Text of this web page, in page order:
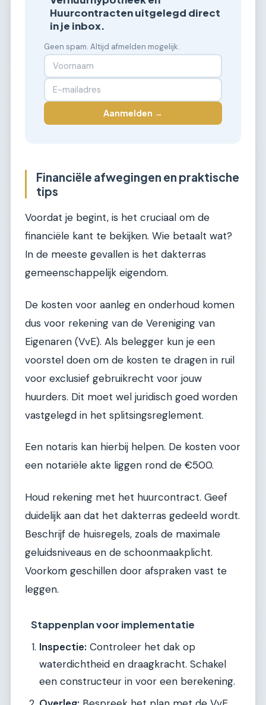
Huurcontracten uitgelegd direct
in je inbox.
Geen spam. Altijd afmelden mogelijk.
Aanmelden →
Financiële afwegingen en praktische
tips
Voordat je begint, is het cruciaal om de
financiële kant te bekijken. Wie betaalt wat?
In de meeste gevallen is het dakterras
gemeenschappelijk eigendom.
De kosten voor aanleg en onderhoud komen
dus voor rekening van de Vereniging van
Eigenaren (VvE). Als belegger kun je een
voorstel doen om de kosten te dragen in ruil
voor exclusief gebruikrecht voor jouw
huurders. Dit moet wel juridisch goed worden
vastgelegd in het splitsingsreglement.
Een notaris kan hierbij helpen. De kosten voor
een notariële akte liggen rond de €500.
Houd rekening met het huurcontract. Geef
duidelijk aan dat het dakterras gedeeld wordt.
Beschrijf de huisregels, zoals de maximale
geluidsniveaus en de schoonmaakplicht.
Voorkom geschillen door afspraken vast te
leggen.
Stappenplan voor implementatie
Inspectie: Controleer het dak op
waterdichtheid en draagkracht. Schakel
een constructeur in voor een berekening.